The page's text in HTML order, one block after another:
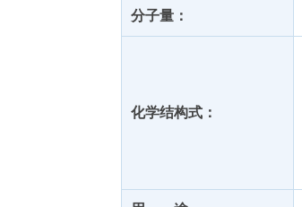
分子量：
化学结构式：